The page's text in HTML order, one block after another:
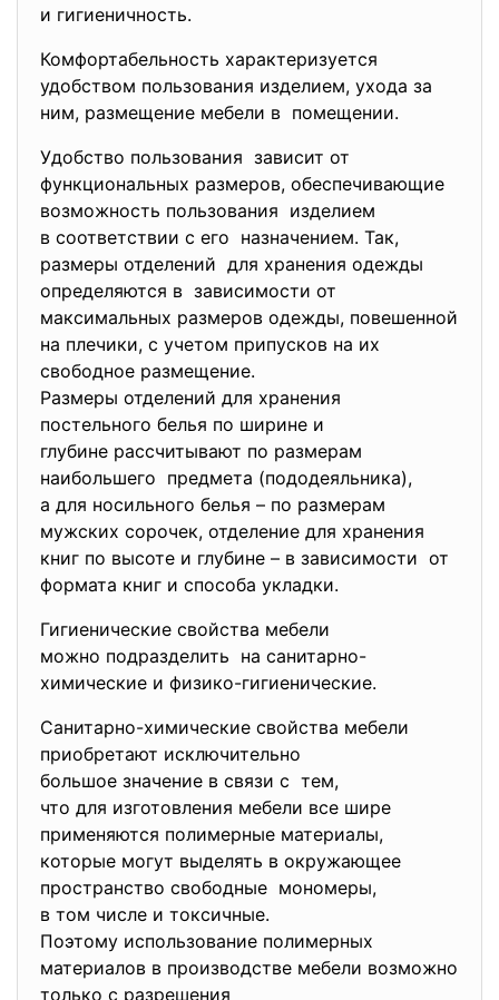
и гигиеничность.
Комфортабельность характеризуется
удобством пользования изделием, ухода за
ним, размещение мебели в помещении.
Удобство пользования зависит от
функциональных размеров, обеспечивающие
возможность пользования изделием
в соответствии с его назначением. Так,
размеры отделений для хранения одежды
определяются в зависимости от
максимальных размеров одежды, повешенной
на плечики, с учетом припусков на их
свободное размещение.
Размеры отделений для хранения
постельного белья по ширине и
глубине рассчитывают по размерам
наибольшего предмета (пододеяльника),
а для носильного белья – по размерам
мужских сорочек, отделение для хранения
книг по высоте и глубине – в зависимости от
формата книг и способа укладки.
Гигиенические свойства мебели
можно подразделить на санитарно-
химические и физико-гигиенические.
Санитарно-химические свойства мебели
приобретают исключительно
большое значение в связи с тем,
что для изготовления мебели все шире
применяются полимерные материалы,
которые могут выделять в окружающее
пространство свободные мономеры,
в том числе и токсичные.
Поэтому использование полимерных
материалов в производстве мебели возможно
только с разрешения